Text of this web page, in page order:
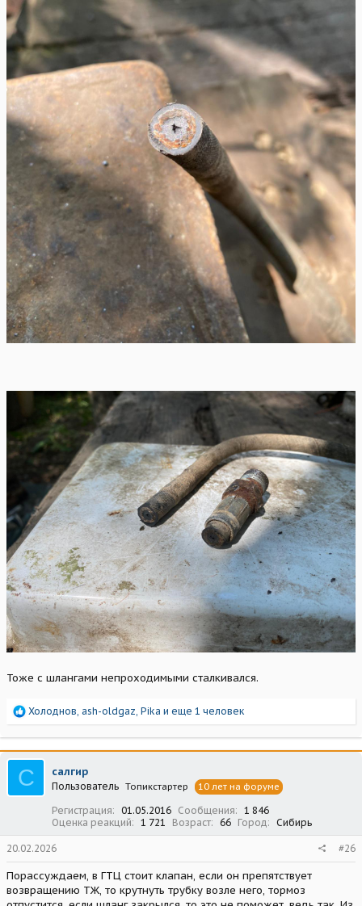
Тоже с шлангами непроходимыми сталкивался.
Р
а
к
ц
и
и
Холоднов, ash-oldgaz, Pika и еще 1 человек
С салгир
Пользователь Топикстартер 10 лет на форуме
Регистрация 01.05.2016 Сообщения
1 846
Оценка реакций
1 721 Возраст 66 Город Сибирь
20.02.2026 #26
Порассуждаем, в ГТЦ стоит клапан, если он препятствует
возвращению ТЖ, то крутнуть трубку возле него, тормоз